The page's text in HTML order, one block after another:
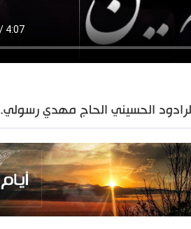
الحسيني الحاج مهدي رسولي.